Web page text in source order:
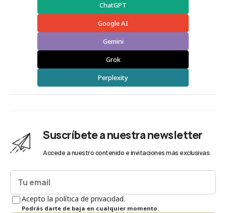
ChatGPT
Google AI
Gemini
Grok
Perplexity
Suscríbete a nuestra newsletter
Accede a nuestro contenido e invitaciones más exclusivas.
Acepto la política de privacidad.
Podrás darte de baja en cualquier momento.